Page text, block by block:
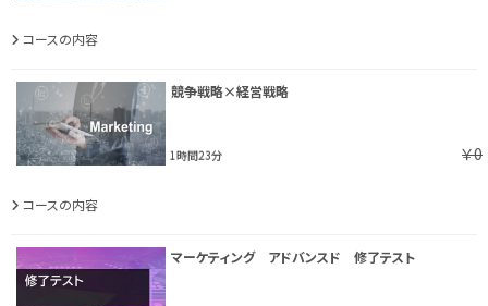
コースの内容
競争戦略×経営戦略
1時間23分 ￥0
コースの内容
マーケティング アドバンスド 修了テスト